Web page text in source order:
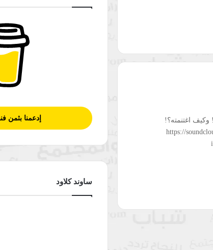
اغتنمته؟!
https://
إدعمنا بثمن
ساوند كلاود